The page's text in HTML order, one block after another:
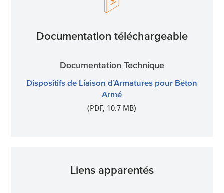
Documentation téléchargeable
Documentation Technique
Dispositifs de Liaison d’Armatures pour Béton
Armé
(PDF, 10.7 MB)
Liens apparentés